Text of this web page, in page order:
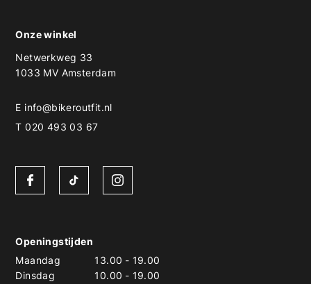
Onze winkel
Netwerkweg 33
1033 MV Amsterdam
E info@bikeroutfit.nl
T 020 493 03 67
Openingstijden
Maandag
13.00 - 19.00
Dinsdag
10.00 - 19.00